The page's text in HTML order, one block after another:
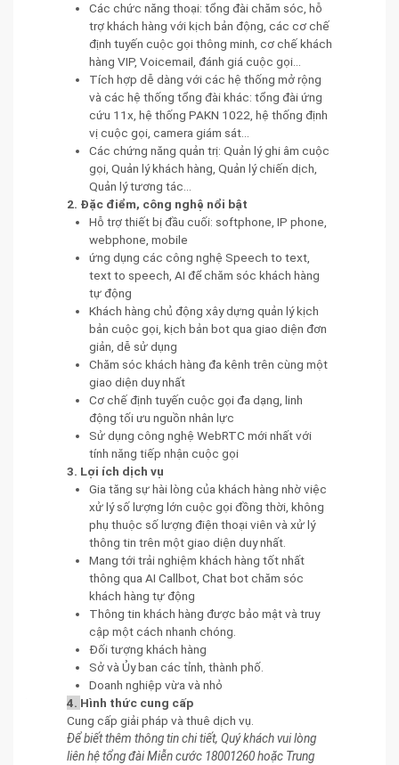
Các chức năng thoại: tổng đài chăm sóc, hỗ
trợ khách hàng với kịch bản động, các cơ chế
định tuyến cuộc gọi thông minh, cơ chế khách
hàng VIP, Voicemail, đánh giá cuộc gọi…
Tích hợp dễ dàng với các hệ thống mở rộng
và các hệ thống tổng đài khác: tổng đài ứng
cứu 11x, hệ thống PAKN 1022, hệ thống định
vị cuộc gọi, camera giám sát...
Các chứng năng quản trị: Quản lý ghi âm cuộc
gọi, Quản lý khách hàng, Quản lý chiến dịch,
Quản lý tương tác...
2. Đặc điểm, công nghệ nổi bật
Hỗ trợ thiết bị đầu cuối: softphone, IP phone,
webphone, mobile
ứng dụng các công nghệ Speech to text,
text to speech, AI để chăm sóc khách hàng
tự động
Khách hàng chủ động xây dựng quản lý kịch
bản cuộc gọi, kịch bản bot qua giao diện đơn
giản, dễ sử dụng
Chăm sóc khách hàng đa kênh trên cùng một
giao diện duy nhất
Cơ chế định tuyến cuộc gọi đa dạng, linh
động tối ưu nguồn nhân lực
Sử dụng công nghệ WebRTC mới nhất với
tính năng tiếp nhận cuộc gọi
3. Lợi ích dịch vụ
Gia tăng sự hài lòng của khách hàng nhờ việc
xử lý số lượng lớn cuộc gọi đồng thời, không
phụ thuộc số lượng điện thoại viên và xử lý
thông tin trên một giao diện duy nhất.
Mang tới trải nghiệm khách hàng tốt nhất
thông qua AI Callbot, Chat bot chăm sóc
khách hàng tự động
Thông tin khách hàng được bảo mật và truy
cập một cách nhanh chóng.
Đối tượng khách hàng
Sở và Ủy ban các tỉnh, thành phố.
Doanh nghiệp vừa và nhỏ
4. Hình thức cung cấp
Cung cấp giải pháp và thuê dịch vụ.
Để biết thêm thông tin chi tiết, Quý khách vui lòng
liên hệ tổng đài Miễn cước 18001260 hoặc Trung